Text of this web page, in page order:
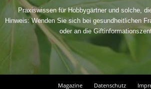
Praxiswissen für Hobbygärtner und solche,
Hinweis: Wenden Sie sich bei gesundheitlichen
oder an die
Magazine Datenschutz